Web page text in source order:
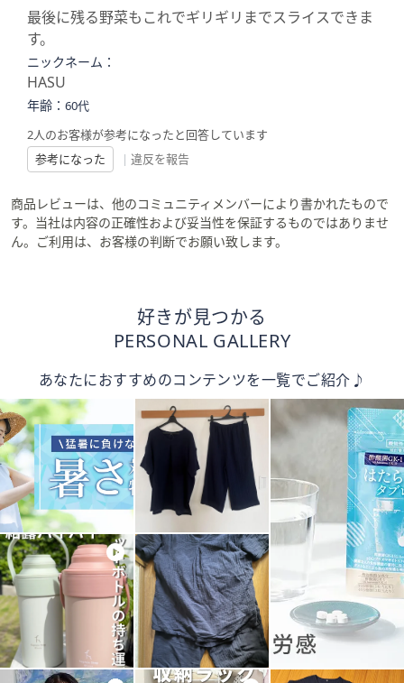
最後に残る野菜もこれでギリギリまでスライスできま
す。
ニックネーム：
HASU
年齢： 60代
2人のお客様が参考になったと回答しています
参考になった
| 違反を報告
商品レビューは、他のコミュニティメンバーにより書かれたもので
す。当社は内容の正確性および妥当性を保証するものではありませ
ん。ご利用は、お客様の判断でお願い致します。
好きが見つかる
PERSONAL GALLERY
あなたにおすすめのコンテンツを一覧でご紹介♪